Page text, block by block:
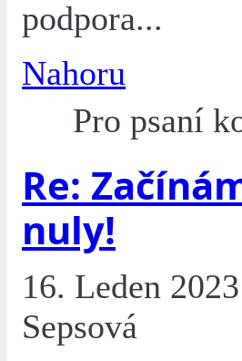
podpora...
Nahoru
Pro psaní
Re:
nuly!
16. Leden
Sepsová